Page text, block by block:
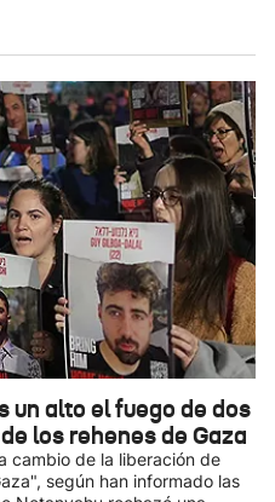
un alto el fuego de dos
los rehenes de Gaza
cambio de la liberación de
según han informado las